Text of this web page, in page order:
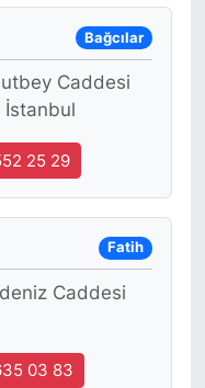
Bağcılar
Caddesi
İstanbul
25 29
Fatih
Caddesi
03 83